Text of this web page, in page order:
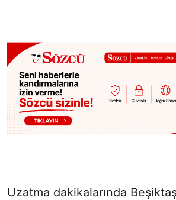
Uzatma dakikalarında